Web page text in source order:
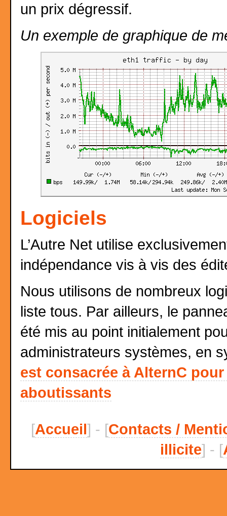
un prix dégressif.
Un exemple de graphique de
Logiciels
L’Autre Net utilise
indépendance vis à vis des
Nous utilisons de nombreux
liste tous. Par ailleurs, le
été mis au point initialement
administrateurs systèmes, en
est consacrée à AlternC
aboutissants
[Accueil] - [Contacts /
illicite] - [